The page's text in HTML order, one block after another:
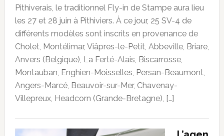
Pithiverais, le traditionnel Fly-in de Stampe aura lieu
les 27 et 28 juin à Pithiviers. À ce jour, 25 SV-4 de
différents modèles sont inscrits en provenance de
Cholet, Montélimar, Viâpres-le-Petit, Abbeville, Briare,
Anvers (Belgique), La Ferté-Alais, Biscarrosse,
Montauban, Enghien-Moisselles, Persan-Beaumont,
Angers-Marcé, Beauvoir-sur-Mer, Chavenay-
Villepreux, Headcorn (Grande-Bretagne), […]